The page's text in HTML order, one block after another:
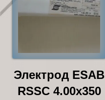
Электрод ESAB
RSSC 4.00х350